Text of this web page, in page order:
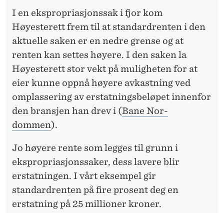
I en ekspropriasjonssak i fjor kom
Høyesterett frem til at standardrenten i den
aktuelle saken er en nedre grense og at
renten kan settes høyere. I den saken la
Høyesterett stor vekt på muligheten for at
eier kunne oppnå høyere avkastning ved
omplassering av erstatningsbeløpet innenfor
den bransjen han drev i (Bane Nor-
dommen).
Jo høyere rente som legges til grunn i
ekspropriasjonssaker, dess lavere blir
erstatningen. I vårt eksempel gir
standardrenten på fire prosent deg en
erstatning på 25 millioner kroner.